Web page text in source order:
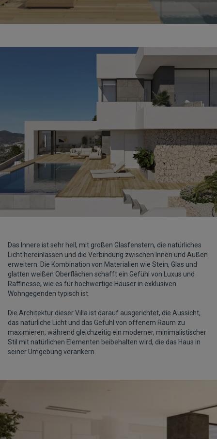
Das Innere ist sehr hell, mit großen Glasfenstern, die natürliches
Licht hereinlassen und die Verbindung zwischen Innen und Außen
erweitern. Die Kombination von Materialien wie Stein, Glas und
glatten weißen Oberflächen schafft ein Gefühl von Luxus und
Raffinesse, wie es für hochwertige Häuser in exklusiven
Wohngegenden typisch ist.
Die Architektur dieser Villa ist darauf ausgerichtet, die Aussicht,
das natürliche Licht und das Gefühl von offenem Raum zu
maximieren, während gleichzeitig ein moderner, minimalistischer
Stil mit natürlichen Elementen beibehalten wird, die das Haus in
seiner Umgebung verankern.